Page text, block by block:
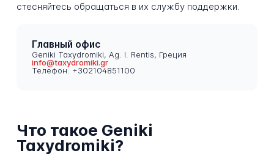
стесняйтесь обращаться в их службу поддержки.
Главный офис
Geniki Taxydromiki, Ag. I. Rentis, Греция
info@taxydromiki.gr
Телефон: +302104851100
Что такое Geniki
Taxydromiki?